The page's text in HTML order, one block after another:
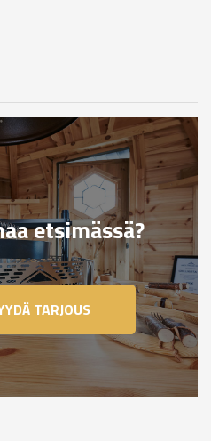
etsimässä?
TARJOUS